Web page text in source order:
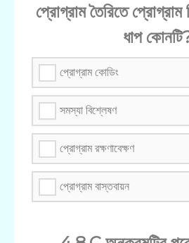
প্রোগ্রাম তৈরিতে প্রোগ্রাম
ধাপ
প্রোগ্রাম কোডিং
সমস্যা বিশ্লেষণ
প্রোগ্রাম রক্ষণাবেক্ষণ
প্রোগ্রাম বাস্তবায়ন